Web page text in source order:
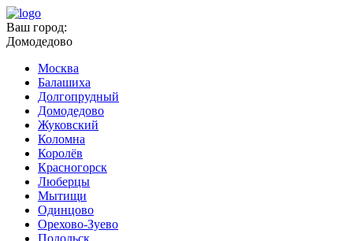
Ваш город:
Домодедово
Москва
Балашиха
Долгопрудный
Домодедово
Жуковский
Коломна
Королёв
Красногорск
Люберцы
Мытищи
Одинцово
Орехово-Зуево
Подольск